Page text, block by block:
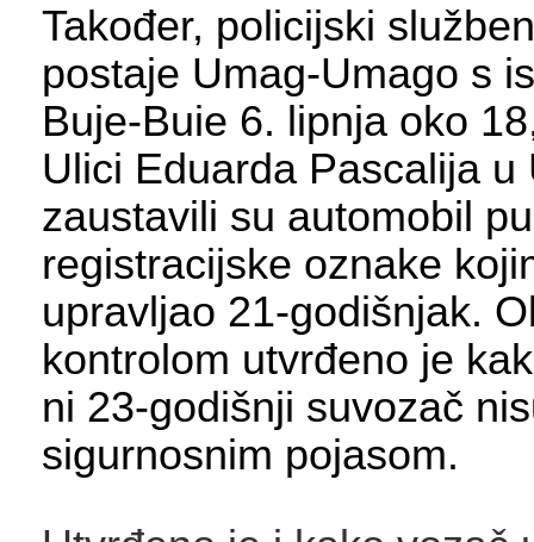
Također, policijski
postaje Umag-Umago s
Buje-Buie 6. lipnja oko
Ulici Eduarda Pascalija u
zaustavili su automobil
registracijske oznake
upravljao 21-godišnjak.
kontrolom utvrđeno je
ni 23-godišnji suvozač
sigurnosnim pojasom.